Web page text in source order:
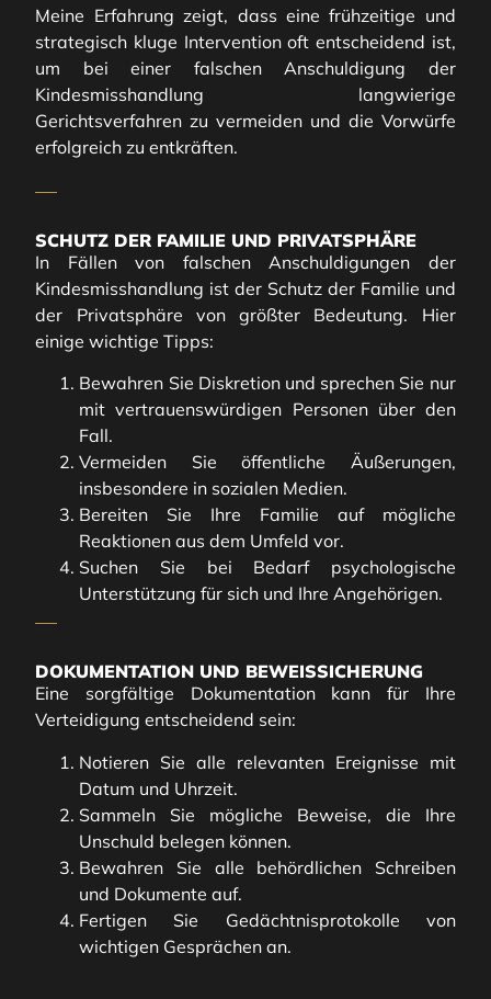
Meine Erfahrung zeigt, dass eine frühzeitige und
strategisch kluge Intervention oft entscheidend ist,
um bei einer falschen Anschuldigung der
Kindesmisshandlung langwierige
Gerichtsverfahren zu vermeiden und die Vorwürfe
erfolgreich zu entkräften.
SCHUTZ DER FAMILIE UND PRIVATSPHÄRE
In Fällen von falschen Anschuldigungen der
Kindesmisshandlung ist der Schutz der Familie und
der Privatsphäre von größter Bedeutung. Hier
einige wichtige Tipps:
Bewahren Sie Diskretion und sprechen Sie nur
mit vertrauenswürdigen Personen über den
Fall.
Vermeiden Sie öffentliche Äußerungen,
insbesondere in sozialen Medien.
Bereiten Sie Ihre Familie auf mögliche
Reaktionen aus dem Umfeld vor.
Suchen Sie bei Bedarf psychologische
Unterstützung für sich und Ihre Angehörigen.
DOKUMENTATION UND BEWEISSICHERUNG
Eine sorgfältige Dokumentation kann für Ihre
Verteidigung entscheidend sein:
Notieren Sie alle relevanten Ereignisse mit
Datum und Uhrzeit.
Sammeln Sie mögliche Beweise, die Ihre
Unschuld belegen können.
Bewahren Sie alle behördlichen Schreiben
und Dokumente auf.
Fertigen Sie Gedächtnisprotokolle von
wichtigen Gesprächen an.